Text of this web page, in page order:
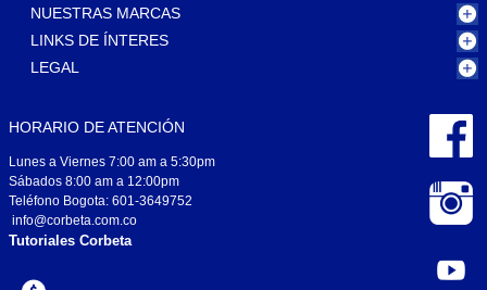
NUESTRAS MARCAS
LINKS DE ÍNTERES
LEGAL
HORARIO DE ATENCIÓN
Lunes a Viernes 7:00 am a 5:30pm
Sábados 8:00 am a 12:00pm
Teléfono Bogota: 601-3649752
info@corbeta.com.co
Tutoriales Corbeta